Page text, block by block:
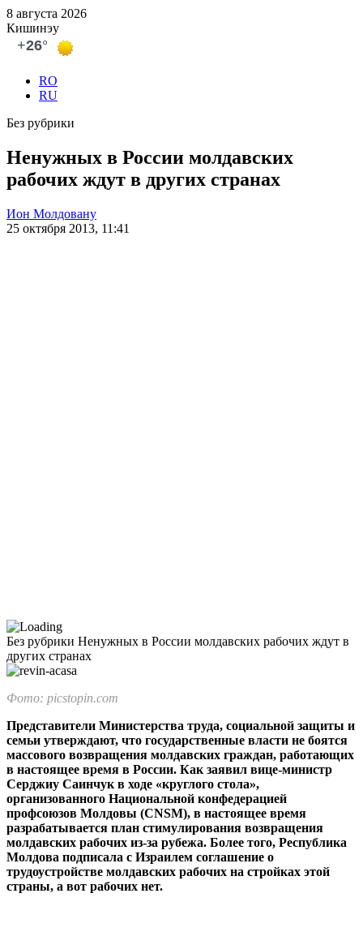
8 августа 2026
Кишинэу
RO
RU
Без рубрики
Ненужных в России молдавских
рабочих ждут в других странах
Ион Молдовану
25 октября 2013, 11:41
Без рубрики Ненужных в России молдавских рабочих ждут в
других странах
Фото: picstopin.com
Представители Министерства труда, социальной защиты и
семьи утверждают, что государственные власти не боятся
массового возвращения молдавских граждан, работающих
в настоящее время в России. Как заявил вице-министр
Серджиу Саинчук в ходе «круглого стола»,
организованного Национальной конфедерацией
профсоюзов Молдовы (CNSM), в настоящее время
разрабатывается план стимулирования возвращения
молдавских рабочих из-за рубежа. Более того, Республика
Молдова подписала с Израилем соглашение о
трудоустройстве молдавских рабочих на стройках этой
страны, а вот рабочих нет.